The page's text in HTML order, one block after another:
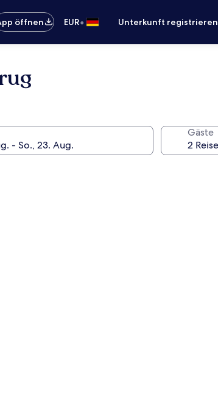
öffnen EUR• Unterkunft registrieren
Gäste